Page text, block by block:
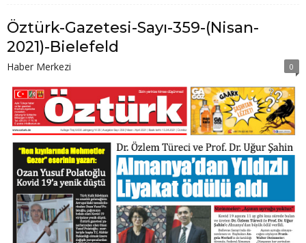
Öztürk-Gazetesi-Sayı-359-(Nisan-
2021)-Bielefeld
Haber Merkezi 0